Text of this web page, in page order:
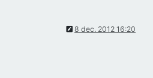
8 dec. 2012 16:20